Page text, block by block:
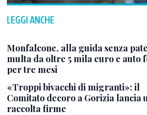
LEGGI ANCHE
Monfalcone, alla guida senza
multa da oltre 5 mila euro e auto
per tre mesi
«Troppi bivacchi di migranti»: il
Comitato decoro a Gorizia lancia
raccolta firme